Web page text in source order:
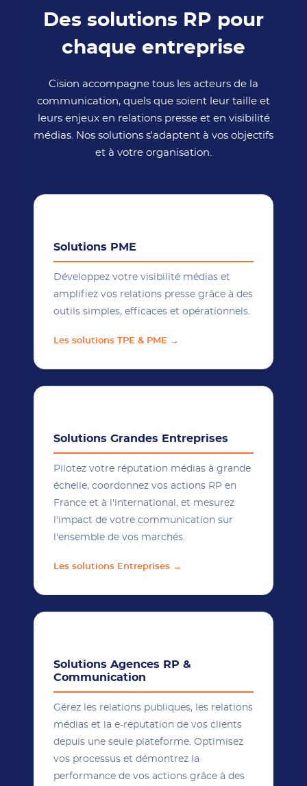
Des solutions RP pour
chaque entreprise
Cision accompagne tous les acteurs de la
communication, quels que soient leur taille et
leurs enjeux en relations presse et en visibilité
médias. Nos solutions s'adaptent à vos objectifs
et à votre organisation.
Solutions PME
Développez votre visibilité médias et
amplifiez vos relations presse grâce à des
outils simples, efficaces et opérationnels.
Les solutions TPE & PME →
Solutions Grandes Entreprises
Pilotez votre réputation médias à grande
échelle, coordonnez vos actions RP en
France et à l'international, et mesurez
l'impact de votre communication sur
l'ensemble de vos marchés.
Les solutions Entreprises →
Solutions Agences RP &
Communication
Gérez les relations publiques, les relations
médias et la e-reputation de vos clients
depuis une seule plateforme. Optimisez
vos processus et démontrez la
performance de vos actions grâce à des